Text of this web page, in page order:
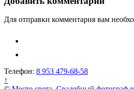
записям
Для отправки комментария вам
Телефон: 8 953 479-68-58
↑